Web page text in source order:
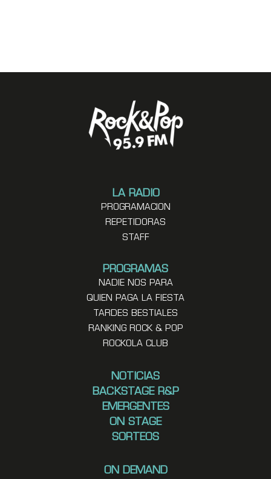
LA RADIO
PROGRAMACION
REPETIDORAS
STAFF
PROGRAMAS
NADIE NOS PARA
QUIEN PAGA LA FIESTA
TARDES BESTIALES
RANKING ROCK & POP
ROCKOLA CLUB
NOTICIAS
BACKSTAGE R&P
EMERGENTES
ON STAGE
SORTEOS
ON DEMAND